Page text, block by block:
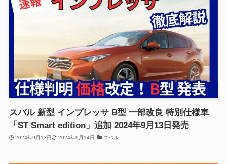
スバル 新型 インプレッサ B型 一部改良 特別仕様車
「ST Smart edition」追加 2024年9月13日発売
2024年9月13日 2024年9月14日 スバル